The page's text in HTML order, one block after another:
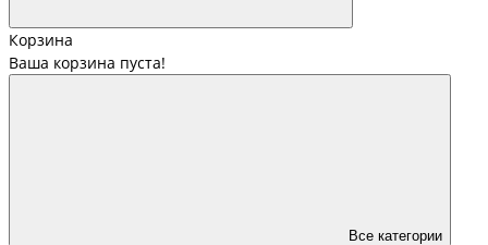
Корзина
Ваша корзина пуста!
Все категории